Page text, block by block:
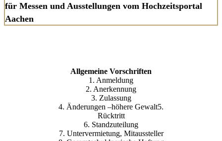
für Messen und Ausstellungen vom Hochzeitsportal
Aachen
Allgemeine Vorschriften
1. Anmeldung
2. Anerkennung
3. Zulassung
4. Änderungen –höhere Gewalt5.
Rücktritt
6. Standzuteilung
7. Untervermietung, Mitaussteller